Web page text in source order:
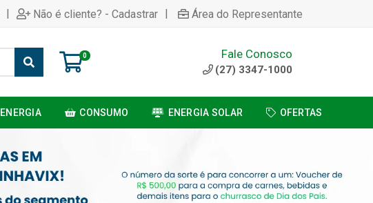
| Não é cliente? - Cadastrar | Área do Representante
0 Fale Conosco
(27) 3347-1000
ENERGIA CONSUMO ENERGIA SOLAR OFERTAS